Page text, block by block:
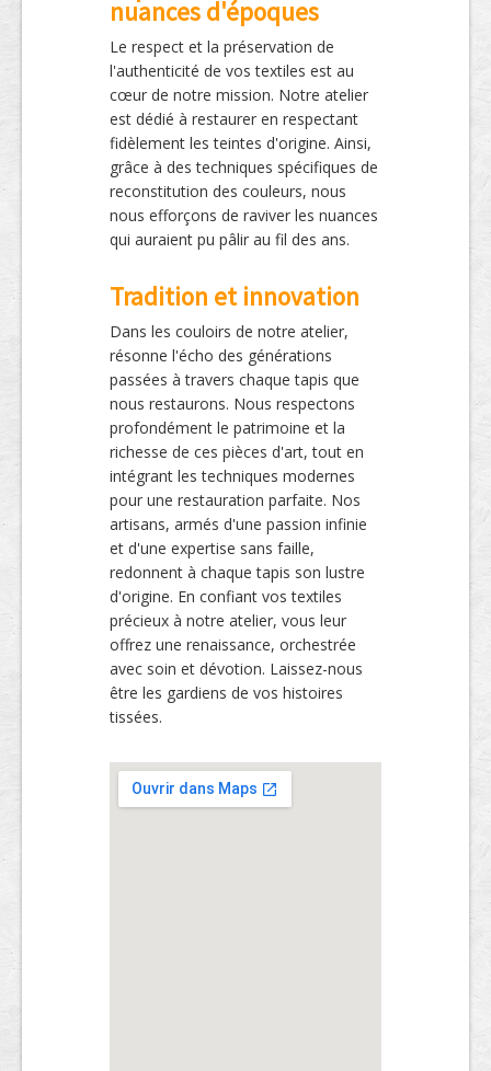
nuances d'époques
Le respect et la préservation de
l'authenticité de vos textiles est au
cœur de notre mission. Notre atelier
est dédié à restaurer en respectant
fidèlement les teintes d'origine. Ainsi,
grâce à des techniques spécifiques de
reconstitution des couleurs, nous
nous efforçons de raviver les nuances
qui auraient pu pâlir au fil des ans.
Tradition et innovation
Dans les couloirs de notre atelier,
résonne l'écho des générations
passées à travers chaque tapis que
nous restaurons. Nous respectons
profondément le patrimoine et la
richesse de ces pièces d'art, tout en
intégrant les techniques modernes
pour une restauration parfaite. Nos
artisans, armés d'une passion infinie
et d'une expertise sans faille,
redonnent à chaque tapis son lustre
d'origine. En confiant vos textiles
précieux à notre atelier, vous leur
offrez une renaissance, orchestrée
avec soin et dévotion. Laissez-nous
être les gardiens de vos histoires
tissées.